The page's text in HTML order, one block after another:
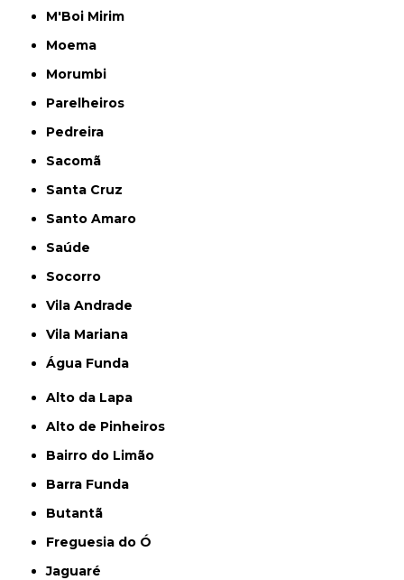
M'Boi Mirim
Moema
Morumbi
Parelheiros
Pedreira
Sacomã
Santa Cruz
Santo Amaro
Saúde
Socorro
Vila Andrade
Vila Mariana
Água Funda
Alto da Lapa
Alto de Pinheiros
Bairro do Limão
Barra Funda
Butantã
Freguesia do Ó
Jaguaré